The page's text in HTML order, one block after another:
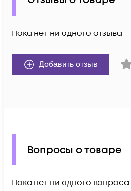
Пока нет ни одного отзыва
Добавить отзыв
Вопросы о товаре
Пока нет ни одного вопроса.